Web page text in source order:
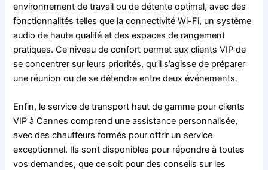
environnement de travail ou de détente optimal, avec des
fonctionnalités telles que la connectivité Wi-Fi, un système
audio de haute qualité et des espaces de rangement
pratiques. Ce niveau de confort permet aux clients VIP de
se concentrer sur leurs priorités, qu’il s’agisse de préparer
une réunion ou de se détendre entre deux événements.
Enfin, le service de transport haut de gamme pour clients
VIP à Cannes comprend une assistance personnalisée,
avec des chauffeurs formés pour offrir un service
exceptionnel. Ils sont disponibles pour répondre à toutes
vos demandes, que ce soit pour des conseils sur les